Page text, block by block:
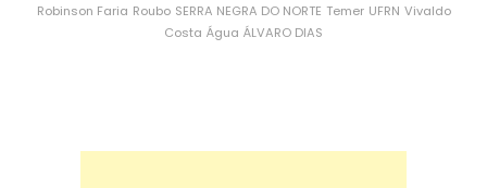
Robinson Faria Roubo SERRA NEGRA DO NORTE Temer UFRN Vivaldo
Costa Água ÁLVARO DIAS